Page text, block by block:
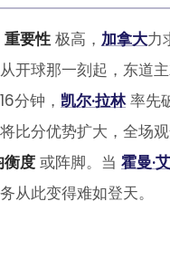
重要性极高， 加拿大力
开球那一刻起，东道
分钟， 凯尔·拉林率先
比分优势扩大，全场
衡度 或阵脚。当 霍曼·
从此变得难如登天。